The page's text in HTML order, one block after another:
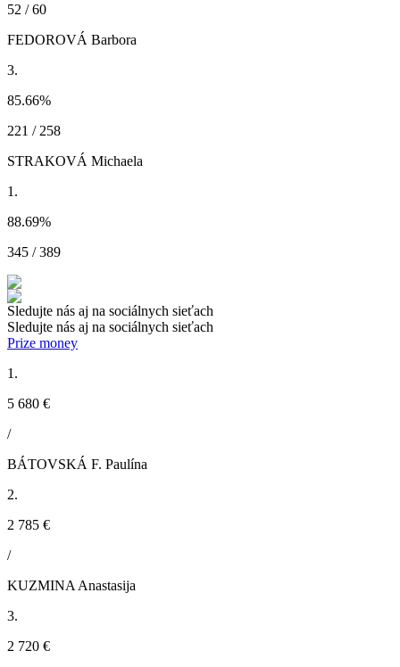
52 / 60
FEDOROVÁ Barbora
3.
85.66%
221 / 258
STRAKOVÁ Michaela
1.
88.69%
345 / 389
Sledujte nás aj na sociálnych sieťach
Sledujte nás aj na sociálnych sieťach
Prize money
1.
5 680 €
/
BÁTOVSKÁ F. Paulína
2.
2 785 €
/
KUZMINA Anastasija
3.
2 720 €